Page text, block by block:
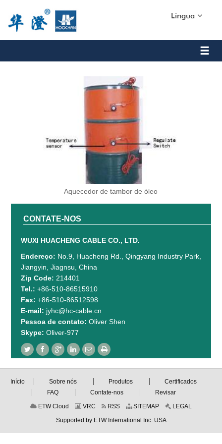
Língua
Aquecedor de tambor de óleo
CONTATE-NOS
WUXI HUACHENG CABLE CO., LTD.
Endereço: No.9, Huacheng Rd., Qingyang Industry Park,
Jiangyin, Jiagnsu, China
Zip Code: 214401
Tel.: +86-510-86515910
Fax:+86-510-86512598
E-mail: jyhc@hc-cable.cn
Pessoa de contato: Oliver Shen
Skype: Oliver-977
Início Sobre nós Produtos
Certificados
FAQ
Contate-nos
Revisar
ETW Cloud
VRC RSS SITEMAP
LEGAL
Supported by ETW International Inc. USA